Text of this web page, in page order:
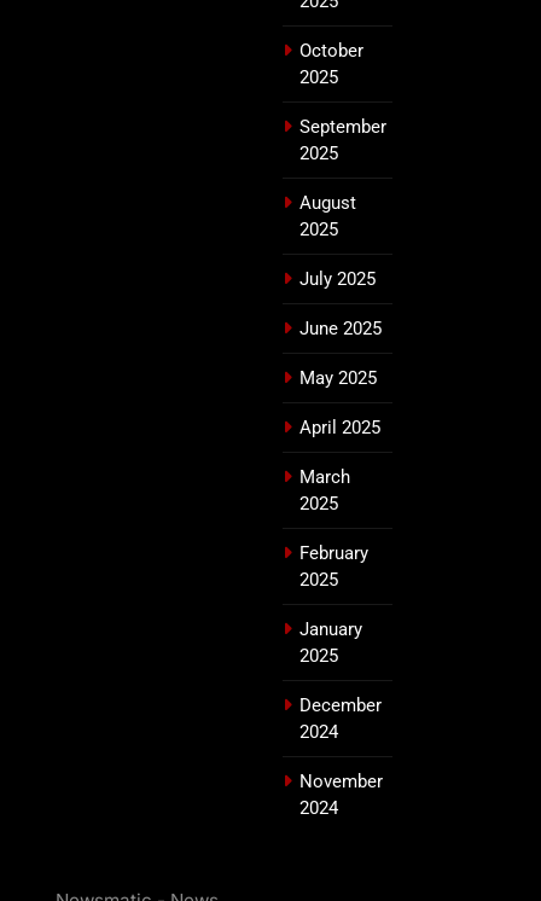
October
2025
September
2025
August
2025
July 2025
June 2025
May 2025
April 2025
March
2025
February
2025
January
2025
December
2024
November
2024